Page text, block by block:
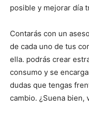
posible y mejorar día
Contarás con un
de cada uno de tus
ella. podrás crear
consumo y se
dudas que tengas
cambio. ¿Suena bien,